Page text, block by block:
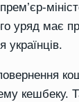
уряд має
українців.
кешбеку.